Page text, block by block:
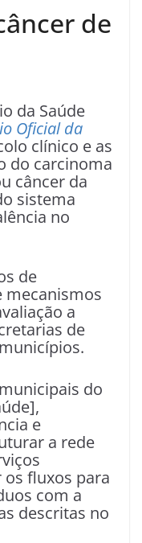
de
da Saúde
Oficial da
clínico e as
do carcinoma
câncer da
sistema
no
de
mecanismos
a
de
do
e
a rede
os fluxos para
com a
descritas no